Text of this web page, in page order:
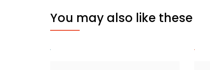
You may also like these